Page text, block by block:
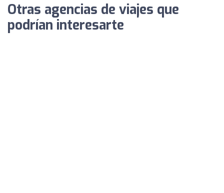
Otras agencias de viajes que
podrían interesarte